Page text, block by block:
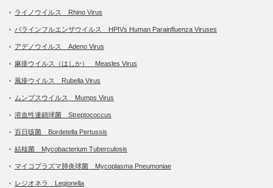
ライノウイルス Rhino Virus
パラインフルエンザウイルス HPIVs Human Parainfluenza Viruses
アデノウイルス Adeno Virus
麻疹ウイルス（はしか） Measles Virus
風疹ウイルス Rubella Virus
ムンプスウイルス Mumps Virus
溶血性連鎖球菌 Streptococcus
百日咳菌 Bordetella Pertussis
結核菌 Mycobacterium Tuberculosis
マイコプラズマ肺炎球菌 Mycoplasma Pneumoniae
レジオネラ Legionella